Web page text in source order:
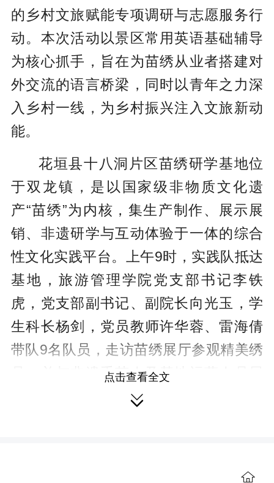
的乡村文旅赋能专项调研与志愿服务行
动。本次活动以景区常用英语基础辅导
为核心抓手，旨在为苗绣从业者搭建对
外交流的语言桥梁，同时以青年之力深
入乡村一线，为乡村振兴注入文旅新动
能。
花垣县十八洞片区苗绣研学基地位
于双龙镇，是以国家级非物质文化遗
产“苗绣”为内核，集生产制作、展示展
销、非遗研学与互动体验于一体的综合
性文化实践平台。上午9时，实践队抵达
基地，旅游管理学院党支部书记李铁
虎，党支部副书记、副院长向光玉，学
生科长杨剑，党员教师许华蓉、雷海倩
带队9名队员，走访苗绣展厅参观精美绣
品，并与非遗手艺人及基地运营人员展
开面对面座谈，细致调研苗绣产业发展
点击查看全文
